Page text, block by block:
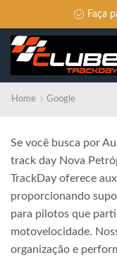
Faça
Home Google
Se você busca por
track day Nova
TrackDay oferece
proporcionando
para pilotos que
motovelocidade.
organização e